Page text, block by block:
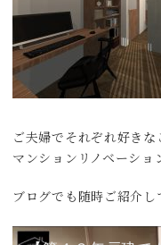
ご夫婦でそれぞれ好き
マンションリノベーショ
ブログでも随時ご紹介